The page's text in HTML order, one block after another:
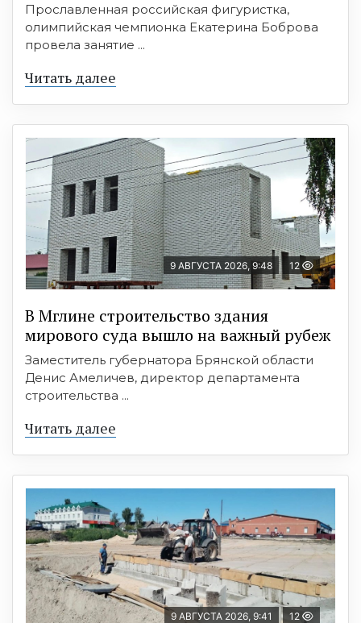
Прославленная российская фигуристка,
олимпийская чемпионка Екатерина Боброва
провела занятие ...
Читать далее
9 АВГУСТА 2026, 9:48 12
В Мглине строительство здания
мирового суда вышло на важный рубеж
Заместитель губернатора Брянской области
Денис Амеличев, директор департамента
строительства ...
Читать далее
9 АВГУСТА 2026, 9:41 12